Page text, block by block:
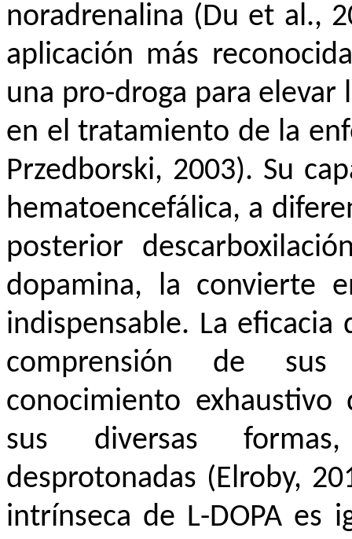
noradrenalina (Du et al.,
aplicación más
una pro-droga para elevar
en el tratamiento de la
Przedborski, 2003). Su
hematoencefálica, a
posterior
dopamina, la convierte
indispensable. La
comprensión de sus
conocimiento
sus diversas
desprotonadas (Elroby,
intrínseca de L-DOPA es